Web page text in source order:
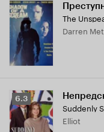
The
Darren
Рейтинг
Кинопоиска
6.3
6.3
Suddenly
Elliot